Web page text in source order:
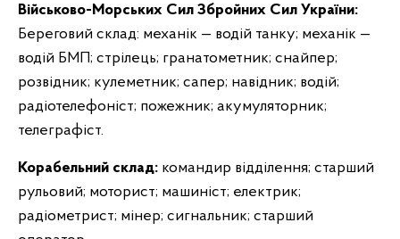
Військово-Морських Сил Збройних Сил України:
Береговий склад: механік — водій танку; механік —
водій БМП; стрілець; гранатометник; снайпер;
розвідник; кулеметник; сапер; навідник; водій;
радіотелефоніст; пожежник; акумуляторник;
телеграфіст.
Корабельний склад: командир відділення; старший
рульовий; моторист; машиніст; електрик;
радіометрист; мінер; сигнальник; старший